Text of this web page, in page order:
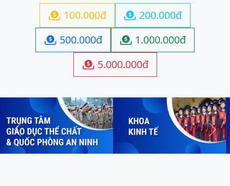
 100.000đ  200.000đ
 500.000đ  1.000.000đ
 5.000.000đ
Previous Next